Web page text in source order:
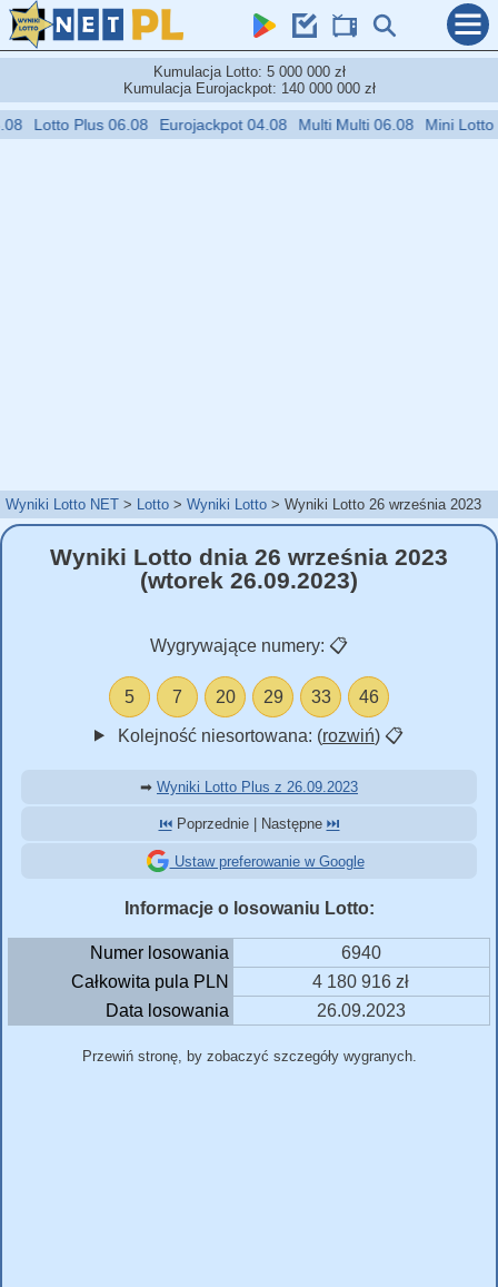
Kumulacja Lotto: 5 000 000 zł
Kumulacja Eurojackpot: 140 000 000 zł
Lotto Plus 06.08 Eurojackpot 04.08 Multi Multi 06.08 Mini Lotto
Wyniki Lotto NET Lotto Wyniki Lotto Wyniki Lotto 26 września 2023
Wyniki Lotto dnia 26 września 2023
(wtorek 26.09.2023)
Wygrywające numery: 📋
5 7 20 29 33 46
Kolejność niesortowana: (rozwiń) 📋
➡ Wyniki Lotto Plus z 26.09.2023
⏮️Poprzednie | Następne ⏭️
Ustaw preferowanie w Google
Informacje o losowaniu Lotto:
Numer losowania
6940
Całkowita pula PLN
4 180 916 zł
Data losowania
26.09.2023
Przewiń stronę, by zobaczyć szczegóły wygranych.